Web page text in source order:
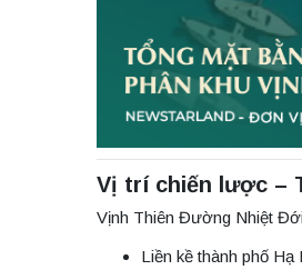
Vị trí chiến lược –
Vịnh Thiên Đường Nhiệt
Liền kề thành phố Hạ